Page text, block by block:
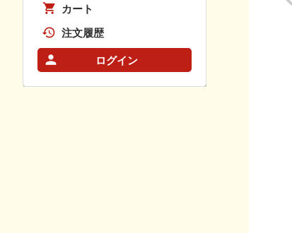
カート
注文履歴
ログイン